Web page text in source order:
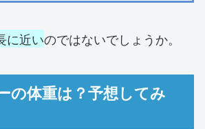
に近いのではないでしょうか。
の体重は？予想してみ